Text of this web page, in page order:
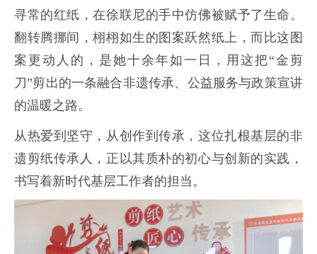
寻常的红纸，在徐联尼的手中仿佛被赋予了生命。
翻转腾挪间，栩栩如生的图案跃然纸上，而比这图
案更动人的，是她十余年如一日，用这把“金剪
刀”剪出的一条融合非遗传承、公益服务与政策宣讲
的温暖之路。
从热爱到坚守，从创作到传承，这位扎根基层的非
遗剪纸传承人，正以其质朴的初心与创新的实践，
书写着新时代基层工作者的担当。